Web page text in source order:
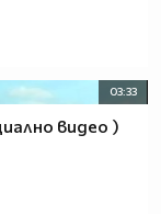
03:33
видео )